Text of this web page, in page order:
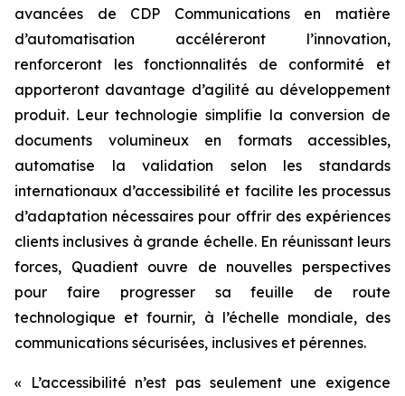
avancées de CDP Communications en matière
d’automatisation accéléreront l’innovation,
renforceront les fonctionnalités de conformité et
apporteront davantage d’agilité au développement
produit. Leur technologie simplifie la conversion de
documents volumineux en formats accessibles,
automatise la validation selon les standards
internationaux d’accessibilité et facilite les processus
d’adaptation nécessaires pour offrir des expériences
clients inclusives à grande échelle. En réunissant leurs
forces, Quadient ouvre de nouvelles perspectives
pour faire progresser sa feuille de route
technologique et fournir, à l’échelle mondiale, des
communications sécurisées, inclusives et pérennes.
« L’accessibilité n’est pas seulement une exigence